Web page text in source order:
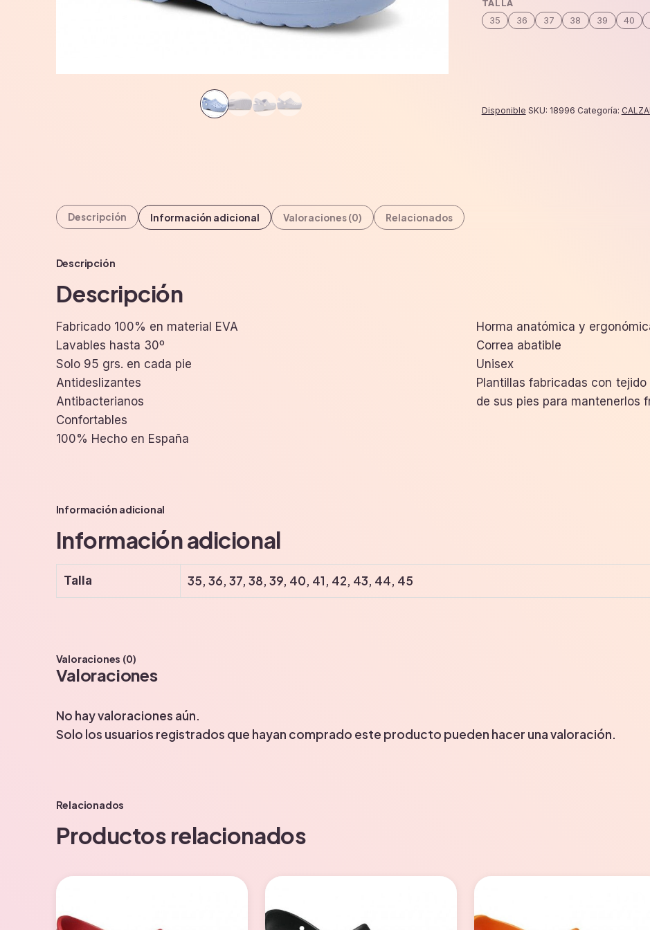
TALLA
35 36 37 38 39 40
cantidad
Disponible SKU: 18996 Categoría:
Descripción Información adicional Valoraciones (0) Relacionados
Descripción
Descripción
Fabricado 100% en material EVA
Lavables hasta 30º
Solo 95 grs. en cada pie
Antideslizantes
Antibacterianos
Confortables
Horma anatómica y
Correa abatible
Unisex
Plantillas fabricadas con
de sus pies para mantenerlos
100% Hecho en España
Información adicional
Información adicional
Talla 35, 36, 37, 38, 39, 40, 41, 42, 43, 44, 45
Valoraciones (0)
Valoraciones
No hay valoraciones aún.
Solo los usuarios registrados que hayan comprado este producto pueden hacer una valoración.
Relacionados
Productos relacionados